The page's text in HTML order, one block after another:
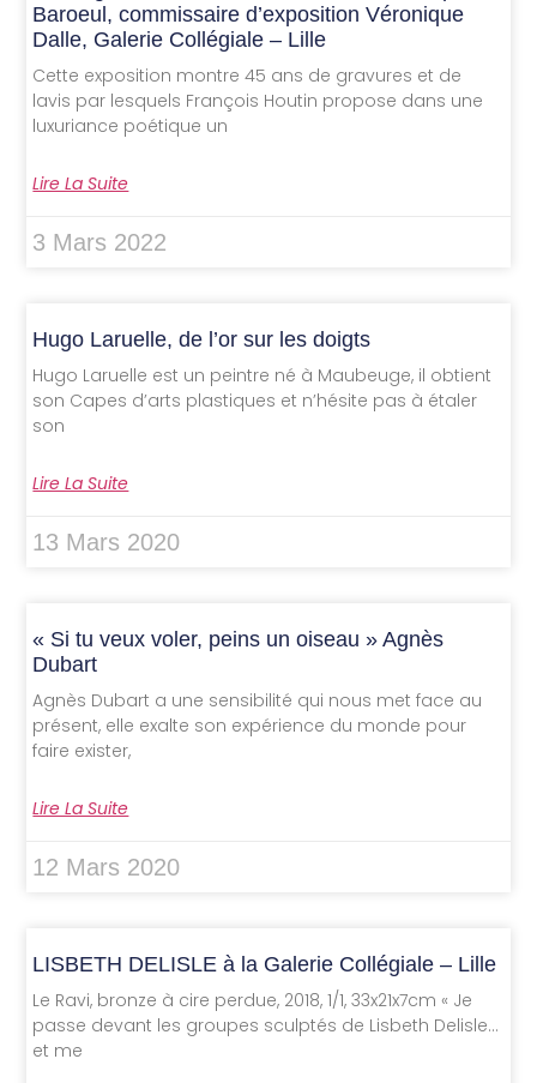
Baroeul, commissaire d’exposition Véronique
Dalle, Galerie Collégiale – Lille
Cette exposition montre 45 ans de gravures et de
lavis par lesquels François Houtin propose dans une
luxuriance poétique un
Lire La Suite
3 Mars 2022
Hugo Laruelle, de l’or sur les doigts
Hugo Laruelle est un peintre né à Maubeuge, il obtient
son Capes d’arts plastiques et n’hésite pas à étaler
son
Lire La Suite
13 Mars 2020
« Si tu veux voler, peins un oiseau » Agnès
Dubart
Agnès Dubart a une sensibilité qui nous met face au
présent, elle exalte son expérience du monde pour
faire exister,
Lire La Suite
12 Mars 2020
LISBETH DELISLE à la Galerie Collégiale – Lille
Le Ravi, bronze à cire perdue, 2018, 1/1, 33x21x7cm « Je
passe devant les groupes sculptés de Lisbeth Delisle…
et me